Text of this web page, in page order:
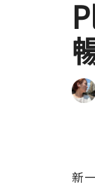
新